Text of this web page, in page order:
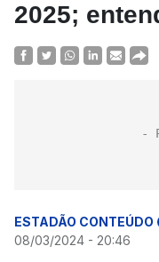
2025;
ESTADÃO CONTEÚDO
08/03/2024 - 20:46